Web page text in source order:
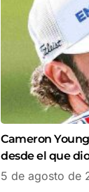
Cameron
desde el que
5 de agosto de